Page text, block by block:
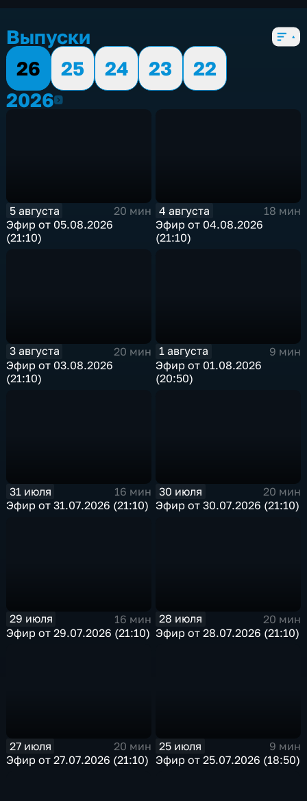
Выпуски
26
25 24 23
22
20262026
5 августа
20 мин
Эфир от 05.08.2026
(21:10)
4 августа
18 мин
Эфир от 04.08.2026
(21:10)
3 августа
20 мин
Эфир от 03.08.2026
(21:10)
1 августа
9 мин
Эфир от 01.08.2026
(20:50)
31 июля
16 мин
Эфир от 31.07.2026 (21:10)
30 июля
20 мин
Эфир от 30.07.2026 (21:10)
29 июля
16 мин
Эфир от 29.07.2026 (21:10)
28 июля
20 мин
Эфир от 28.07.2026 (21:10)
27 июля
20 мин
Эфир от 27.07.2026 (21:10)
25 июля
9 мин
Эфир от 25.07.2026 (18:50)